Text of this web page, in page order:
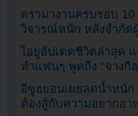
ดราม่างานครบรอบ
วิจารณ์หนัก หลังจำกัด
ไอยูอัปเดตชีวิตล่าสุด
ทำแฟนๆ พูดถึง “จางกี
อีซูฮยอนเผยลดน้ำหนัก
ต้องสู้กับความอยากอา